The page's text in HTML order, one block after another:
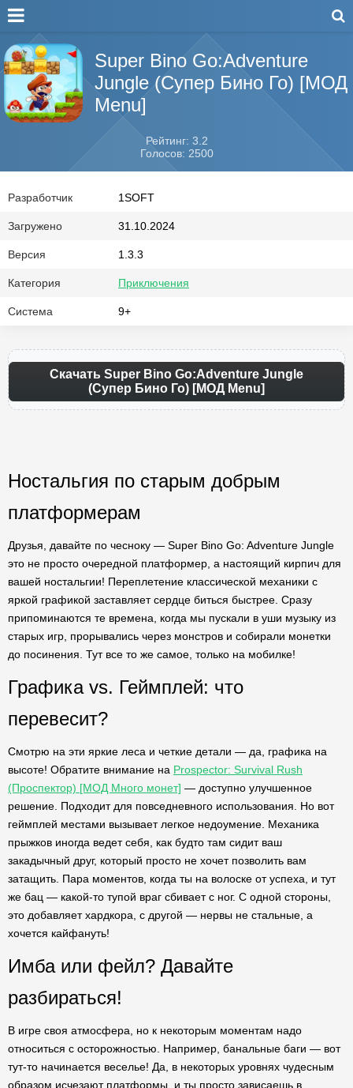
Super Bino Go:Adventure
Jungle (Супер Бино Го) [МОД
Menu]
Рейтинг: 3.2
Голосов: 2500
Разработчик 1SOFT
Загружено 31.10.2024
Версия 1.3.3
Категория Приключения
Система 9+
Скачать Super Bino Go:Adventure Jungle
(Супер Бино Го) [МОД Menu]
Ностальгия по старым добрым
платформерам
Друзья, давайте по чесноку — Super Bino Go: Adventure Jungle
это не просто очередной платформер, а настоящий кирпич для
вашей ностальгии! Переплетение классической механики с
яркой графикой заставляет сердце биться быстрее. Сразу
припоминаются те времена, когда мы пускали в уши музыку из
старых игр, прорывались через монстров и собирали монетки
до посинения. Тут все то же самое, только на мобилке!
Графика vs. Геймплей: что
перевесит?
Смотрю на эти яркие леса и четкие детали — да, графика на
высоте! Обратите внимание на Prospector: Survival Rush
(Проспектор) [МОД Много монет] — доступно улучшенное
решение. Подходит для повседневного использования. Но вот
геймплей местами вызывает легкое недоумение. Механика
прыжков иногда ведет себя, как будто там сидит ваш
закадычный друг, который просто не хочет позволить вам
затащить. Пара моментов, когда ты на волоске от успеха, и тут
же бац — какой-то тупой враг сбивает с ног. С одной стороны,
это добавляет хардкора, с другой — нервы не стальные, а
хочется кайфануть!
Имба или фейл? Давайте
разбираться!
В игре своя атмосфера, но к некоторым моментам надо
относиться с осторожностью. Например, банальные баги — вот
тут-то начинается веселье! Да, в некоторых уровнях чудесным
образом исчезают платформы, и ты просто зависаешь в